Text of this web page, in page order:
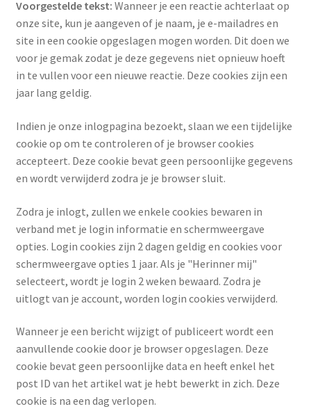
Winkel
Winkelwagen
Voorgestelde tekst: Wanneer je een reactie achterlaat op
onze site, kun je aangeven of je naam, je e-mailadres en
site in een cookie opgeslagen mogen worden. Dit doen we
voor je gemak zodat je deze gegevens niet opnieuw hoeft
in te vullen voor een nieuwe reactie. Deze cookies zijn een
jaar lang geldig.
Indien je onze inlogpagina bezoekt, slaan we een tijdelijke
cookie op om te controleren of je browser cookies
accepteert. Deze cookie bevat geen persoonlijke gegevens
en wordt verwijderd zodra je je browser sluit.
Zodra je inlogt, zullen we enkele cookies bewaren in
verband met je login informatie en schermweergave
opties. Login cookies zijn 2 dagen geldig en cookies voor
schermweergave opties 1 jaar. Als je "Herinner mij"
selecteert, wordt je login 2 weken bewaard. Zodra je
uitlogt van je account, worden login cookies verwijderd.
Wanneer je een bericht wijzigt of publiceert wordt een
aanvullende cookie door je browser opgeslagen. Deze
cookie bevat geen persoonlijke data en heeft enkel het
post ID van het artikel wat je hebt bewerkt in zich. Deze
cookie is na een dag verlopen.